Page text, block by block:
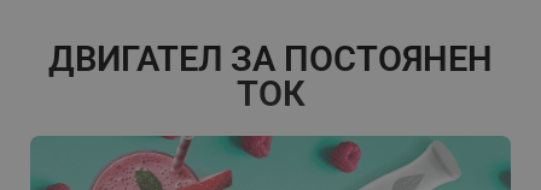
ДВИГАТЕЛ ЗА ПОСТОЯНЕН
ТОК